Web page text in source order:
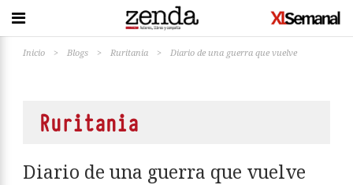
Inicio > Blogs > Ruritania > Diario de una guerra que vuelve
Ruritania
Diario de una guerra que vuelve